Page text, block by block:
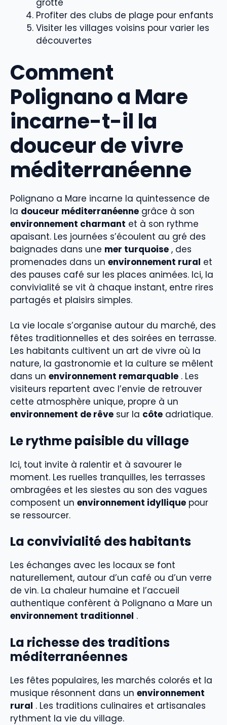
grotte
Profiter des clubs de plage pour enfants
Visiter les villages voisins pour varier les
découvertes
Comment
Polignano a Mare
incarne-t-il la
douceur de vivre
méditerranéenne
Polignano a Mare incarne la quintessence de
la douceur méditerranéenne grâce à son
environnement charmant et à son rythme
apaisant. Les journées s’écoulent au gré des
baignades dans une mer turquoise , des
promenades dans un environnement rural et
des pauses café sur les places animées. Ici, la
convivialité se vit à chaque instant, entre rires
partagés et plaisirs simples.
La vie locale s’organise autour du marché, des
fêtes traditionnelles et des soirées en terrasse.
Les habitants cultivent un art de vivre où la
nature, la gastronomie et la culture se mêlent
dans un environnement remarquable . Les
visiteurs repartent avec l’envie de retrouver
cette atmosphère unique, propre à un
environnement de rêve sur la côte adriatique.
Le rythme paisible du village
Ici, tout invite à ralentir et à savourer le
moment. Les ruelles tranquilles, les terrasses
ombragées et les siestes au son des vagues
composent un environnement idyllique pour
se ressourcer.
La convivialité des habitants
Les échanges avec les locaux se font
naturellement, autour d’un café ou d’un verre
de vin. La chaleur humaine et l’accueil
authentique confèrent à Polignano a Mare un
environnement traditionnel .
La richesse des traditions
méditerranéennes
Les fêtes populaires, les marchés colorés et la
musique résonnent dans un environnement
rural . Les traditions culinaires et artisanales
rythment la vie du village.